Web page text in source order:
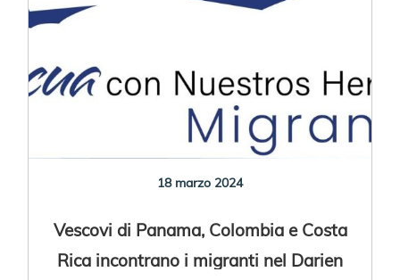
18 marzo 2024
Vescovi di Panama, Colombia e Costa
Rica incontrano i migranti nel Darien